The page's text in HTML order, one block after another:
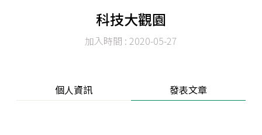
科技大觀園
加入時間 : 2020-05-27
個人資訊 發表文章